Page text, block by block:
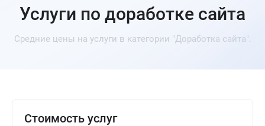
Услуги по доработке сайта
Средние цены на услуги в категории "Доработка сайта".
Стоимость услуг